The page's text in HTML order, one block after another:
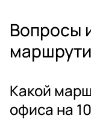
Вопросы
Какой
офиса на